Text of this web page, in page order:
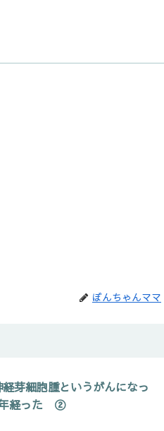
ぼんちゃんママ
芽細胞腫というがんになっ
経った ②